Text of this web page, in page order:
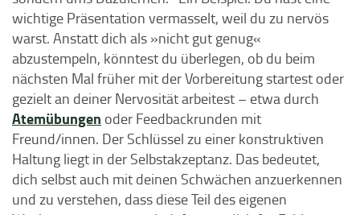
wichtige Präsentation vermasselt, weil du zu nervös
warst. Anstatt dich als »nicht gut genug«
abzustempeln, könntest du überlegen, ob du beim
nächsten Mal früher mit der Vorbereitung startest oder
gezielt an deiner Nervosität arbeitest – etwa durch
Atemübungen oder Feedbackrunden mit
Freund/innen. Der Schlüssel zu einer konstruktiven
Haltung liegt in der Selbstakzeptanz. Das bedeutet,
dich selbst auch mit deinen Schwächen anzuerkennen
und zu verstehen, dass diese Teil des eigenen